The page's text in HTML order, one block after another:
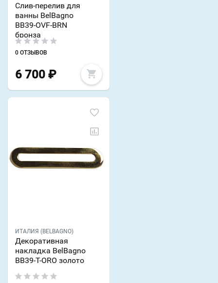
Слив-перелив для
ванны BelBagno
BB39-OVF-BRN
бронза
0 ОТЗЫВОВ
6 700 ₽
ИТАЛИЯ (BELBAGNO)
Декоративная
накладка BelBagno
BB39-T-ORO золото